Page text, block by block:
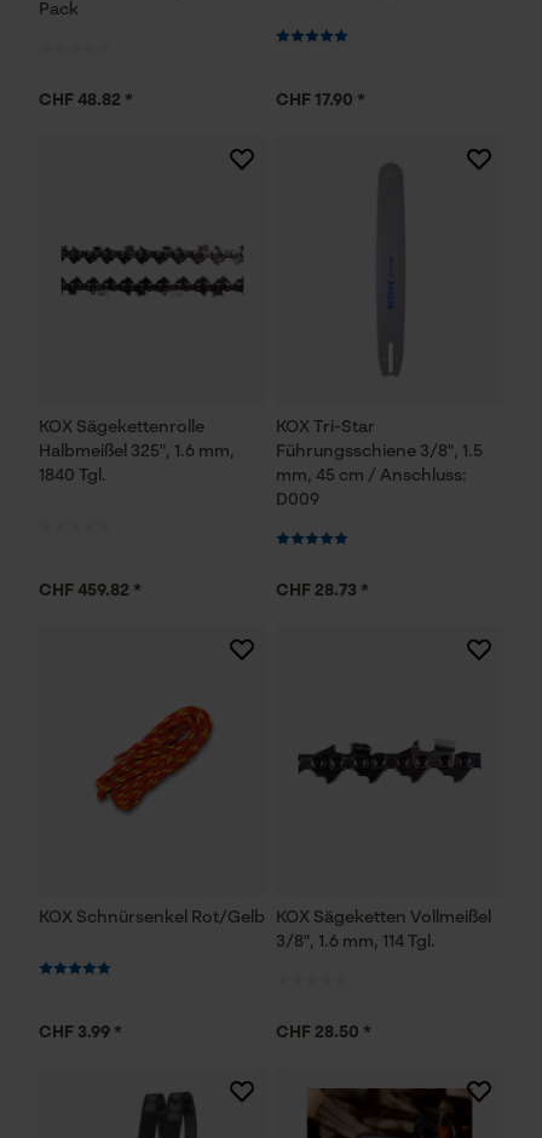
Pack
CHF 48.82 * CHF 17.90 *
KOX Sägekettenrolle
Halbmeißel 325", 1.6 mm,
1840 Tgl.
CHF 459.82 *
KOX Tri-Star
Führungsschiene 3/8", 1.5
mm, 45 cm / Anschluss:
D009
CHF 28.73 *
KOX Schnürsenkel Rot/Gelb
CHF 3.99 *
KOX Sägeketten Vollmeißel
3/8", 1.6 mm, 114 Tgl.
CHF 28.50 *